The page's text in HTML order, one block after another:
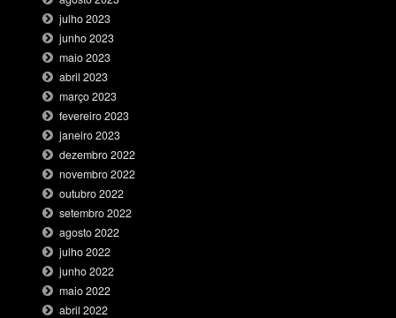
julho 2023
junho 2023
maio 2023
abril 2023
março 2023
fevereiro 2023
janeiro 2023
dezembro 2022
novembro 2022
outubro 2022
setembro 2022
agosto 2022
julho 2022
junho 2022
maio 2022
abril 2022